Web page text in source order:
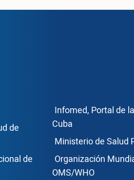
de
de
Enlace
Infomed, Portal de
Cuba
Ministerio de Salud
Organización
OMS/WHO